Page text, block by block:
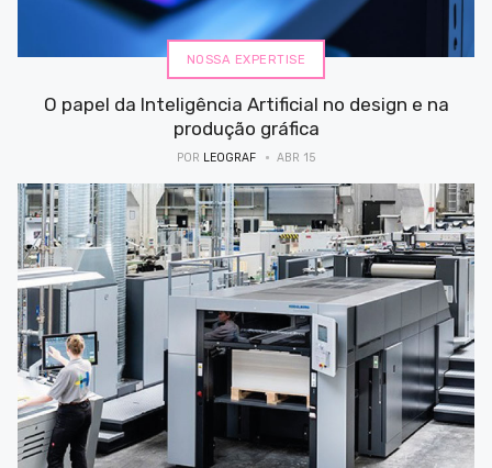
NOSSA EXPERTISE
O papel da Inteligência Artificial no design e na
produção gráfica
POR LEOGRAF ABR 15